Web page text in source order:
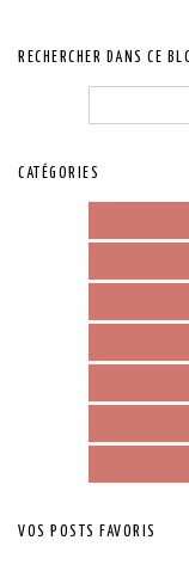
RECHERCHER DANS CE
CATÉGORIES
VOS POSTS FAVORIS